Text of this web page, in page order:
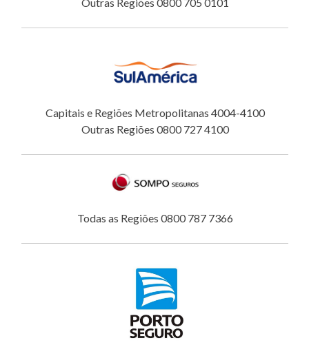
Capitais e Regiões Metropolitanas 4004-4100
Outras Regiões 0800 727 4100
Todas as Regiões 0800 787 7366